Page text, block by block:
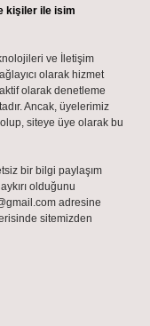
kişiler ile isim
ve İletişim
olarak hizmet
olarak denetleme
Ancak, üyelerimiz
siteye üye olarak bu
bir bilgi paylaşım
olduğunu
adresine
sitemizden